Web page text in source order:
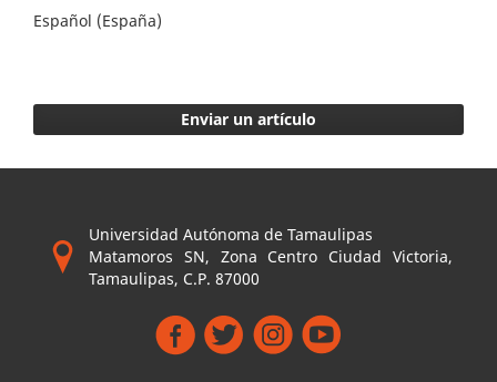
Español (España)
Enviar un artículo
Universidad Autónoma de Tamaulipas
Matamoros SN, Zona Centro Ciudad Victoria,
Tamaulipas, C.P. 87000